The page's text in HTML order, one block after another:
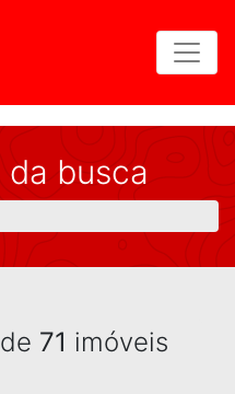
da busca
de 71 imóveis